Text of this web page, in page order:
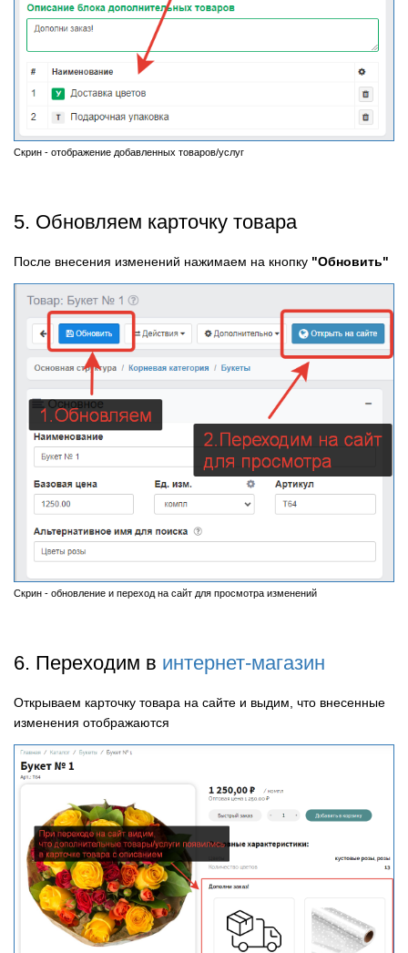
Скрин - отображение добавленных товаров/услуг
5. Обновляем карточку товара
После внесения изменений нажимаем на кнопку "Обновить"
Скрин - обновление и переход на сайт для просмотра изменений
6. Переходим в интернет-магазин
Открываем карточку товара на сайте и выдим, что внесенные
изменения отображаются